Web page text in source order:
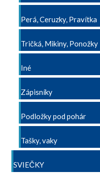
Perá, Ceruzky, Pravítka
Tričká, Mikiny, Ponožky
Iné
Zápisníky
Podložky pod pohár
Tašky, vaky
SVIEČKY